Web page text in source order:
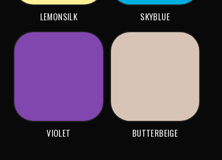
LEMONSILK SKYBLUE
VIOLET BUTTERBEIGE